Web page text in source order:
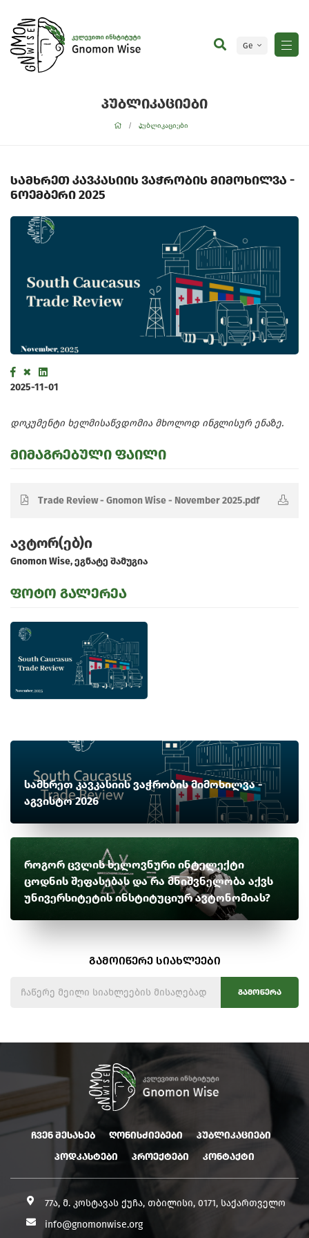
Ge
პუბლიკაციები
პუბლიკაციები
სამხრეთ კავკასიის ვაჭრობის მიმოხილვა -
ნოემბერი 2025
2025-11-01
დოკუმენტი ხელმისაწვდომია მხოლოდ ინგლისურ ენაზე.
მიმაგრებული ფაილი
Trade Review - Gnomon Wise - November 2025.pdf
ავტორ(ებ)ი
Gnomon Wise, ეგნატე შამუგია
ფოტო გალერეა
სამხრეთ კავკასიის ვაჭრობის მიმოხილვა -
აგვისტო 2026
როგორ ცვლის ხელოვნური ინტელექტი
ცოდნის შეფასებას და რა მნიშვნელობა აქვს
უნივერსიტეტის ინსტიტუციურ ავტონომიას?
გამოიწერე სიახლეები
გამოწერა
ჩვენ შესახებ ღონისძიებები
პუბლიკაციები
პოდკასტები
პროექტები კონტაქტი
77ა, მ. კოსტავას ქუჩა, თბილისი, 0171, საქართველო
info@gnomonwise.org